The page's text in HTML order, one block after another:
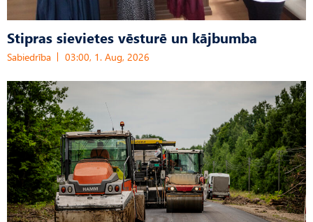
Stipras sievietes vēsturē un kājbumba
Sabiedrība 03:00, 1. Aug, 2026